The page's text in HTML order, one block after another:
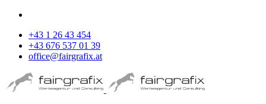
+43 1 26 43 454
+43 676 537 01 39
office@fairgrafix.at